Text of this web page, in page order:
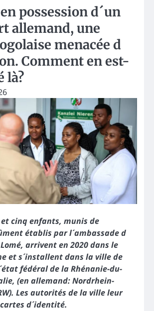
possession d´un
allemand, une
menacée d
Comment en est-
là?
cinq enfants, munis de
établis par l´ambassade d
arrivent en 2020 dans le
et s´installent dans la ville de
fédéral de la Rhénanie-du-
(en allemand: Nordrhein-
Les autorités de la ville leur
d´identité.